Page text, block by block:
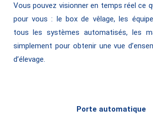
Vous pouvez visionner en temps réel ce
pour vous : le box de vêlage, les
tous les systèmes automatisés, les
simplement pour obtenir une vue
d’élevage.
Porte automatique